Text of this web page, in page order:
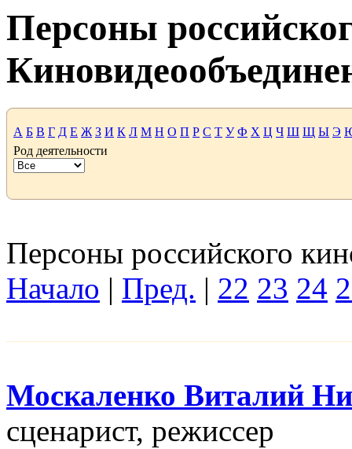
Персоны
А Б В Г Д Е Ж З И К Л М Н О П Р С Т У Ф Х Ц Ч Ш Щ Ы Э
Род деятельности
Персоны российского
Начало | Пред. | 22 23 24
Москаленко Виталий
сценарист, режисcер